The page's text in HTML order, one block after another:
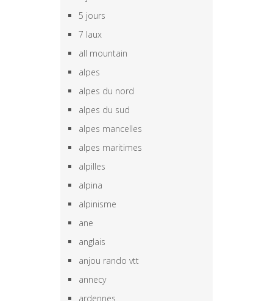
5 jours
7 laux
all mountain
alpes
alpes du nord
alpes du sud
alpes mancelles
alpes maritimes
alpilles
alpina
alpinisme
ane
anglais
anjou rando vtt
annecy
ardennes